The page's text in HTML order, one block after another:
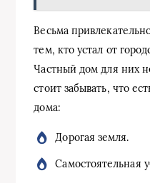
Весьма
тем, кто устал от
Частный дом для них
стоит забывать, что
дома:
Дорогая земля.
Самостоятельная